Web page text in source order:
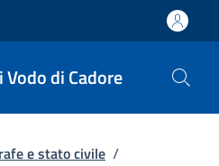
Vodo di Cadore
e stato civile /